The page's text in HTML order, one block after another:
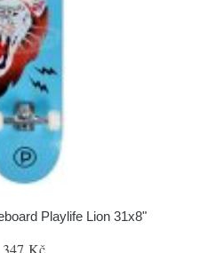
Playlife Lion 31x8"
347 Kč